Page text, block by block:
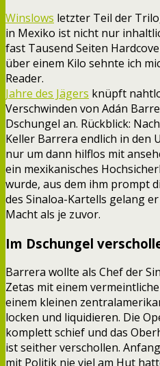
Winslows letzter Teil der
in Mexiko ist nicht nur
fast Tausend Seiten
über einem Kilo sehnte ich
Reader.
Jahre des Jägers knüpft
Verschwinden von Adán
Dschungel an. Rückblick:
Keller Barrera endlich in den
nur um dann hilflos mit
ein mexikanisches
wurde, aus dem ihm prompt
des Sinaloa-Kartells gelang
Macht als je zuvor.
Im Dschungel
Barrera wollte als Chef der
Zetas mit einem
einem kleinen
locken und liquidieren. Die
komplett schief und das
ist seither verschollen.
mit Politik nie viel am Hut